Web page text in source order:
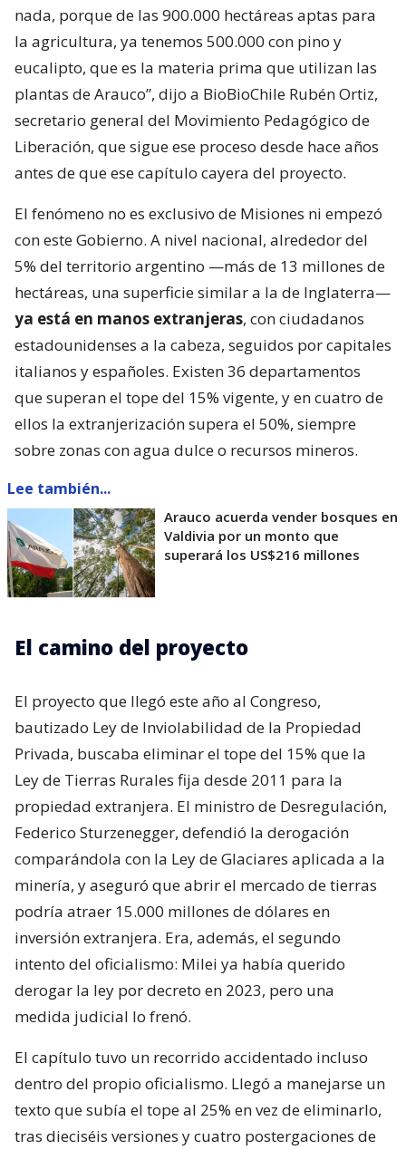
nada, porque de las 900.000 hectáreas aptas para
la agricultura, ya tenemos 500.000 con pino y
eucalipto, que es la materia prima que utilizan las
plantas de Arauco”, dijo a BioBioChile Rubén Ortiz,
secretario general del Movimiento Pedagógico de
Liberación, que sigue ese proceso desde hace años
antes de que ese capítulo cayera del proyecto.
El fenómeno no es exclusivo de Misiones ni empezó
con este Gobierno. A nivel nacional, alrededor del
5% del territorio argentino —más de 13 millones de
hectáreas, una superficie similar a la de Inglaterra—
ya está en manos extranjeras, con ciudadanos
estadounidenses a la cabeza, seguidos por capitales
italianos y españoles. Existen 36 departamentos
que superan el tope del 15% vigente, y en cuatro de
ellos la extranjerización supera el 50%, siempre
sobre zonas con agua dulce o recursos mineros.
Lee también...
Arauco acuerda vender bosques en
Valdivia por un monto que
superará los US$216 millones
El camino del proyecto
El proyecto que llegó este año al Congreso,
bautizado Ley de Inviolabilidad de la Propiedad
Privada, buscaba eliminar el tope del 15% que la
Ley de Tierras Rurales fija desde 2011 para la
propiedad extranjera. El ministro de Desregulación,
Federico Sturzenegger, defendió la derogación
comparándola con la Ley de Glaciares aplicada a la
minería, y aseguró que abrir el mercado de tierras
podría atraer 15.000 millones de dólares en
inversión extranjera. Era, además, el segundo
intento del oficialismo: Milei ya había querido
derogar la ley por decreto en 2023, pero una
medida judicial lo frenó.
El capítulo tuvo un recorrido accidentado incluso
dentro del propio oficialismo. Llegó a manejarse un
texto que subía el tope al 25% en vez de eliminarlo,
tras dieciséis versiones y cuatro postergaciones de